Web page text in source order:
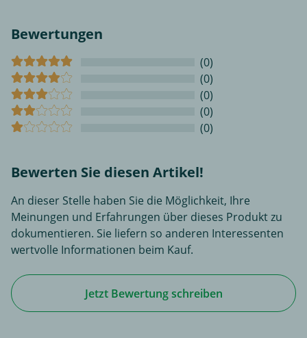
Bewertungen
(0)
(0)
(0)
(0)
(0)
Bewerten Sie diesen Artikel!
An dieser Stelle haben Sie die Möglichkeit, Ihre
Meinungen und Erfahrungen über dieses Produkt zu
dokumentieren. Sie liefern so anderen Interessenten
wertvolle Informationen beim Kauf.
Jetzt Bewertung schreiben